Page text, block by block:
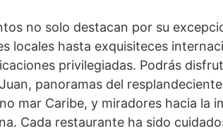
no solo destacan por su
locales hasta exquisiteces
privilegiadas. Podrás
panoramas del
mar Caribe, y miradores hacia la
Cada restaurante ha sido